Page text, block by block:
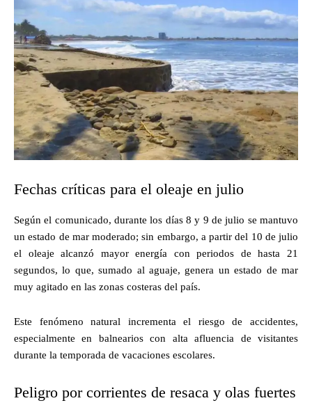
Fechas críticas para el oleaje en julio
Según el comunicado, durante los días 8 y 9 de julio se mantuvo
un estado de mar moderado; sin embargo, a partir del 10 de julio
el oleaje alcanzó mayor energía con periodos de hasta 21
segundos, lo que, sumado al aguaje, genera un estado de mar
muy agitado en las zonas costeras del país.
Este fenómeno natural incrementa el riesgo de accidentes,
especialmente en balnearios con alta afluencia de visitantes
durante la temporada de vacaciones escolares.
Peligro por corrientes de resaca y olas fuertes